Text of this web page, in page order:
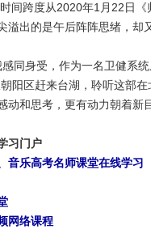
间跨度从2020年1月22日《
溢出的是午后阵阵思绪，却
同身受，作为一名卫健系
阳区赶来台湖，聆听这部
动和思考，更有动力朝着新
习门户
音乐高考名师课堂在线学习
网络课程